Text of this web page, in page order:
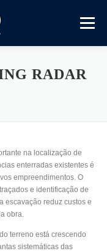
Menu
E Trabalhos
RADAR
na localização de
enterradas existentes é
empreendimentos. O
e identificação de
escavação reduz custos e
obra.
terreno está crescendo
sistemáticas das